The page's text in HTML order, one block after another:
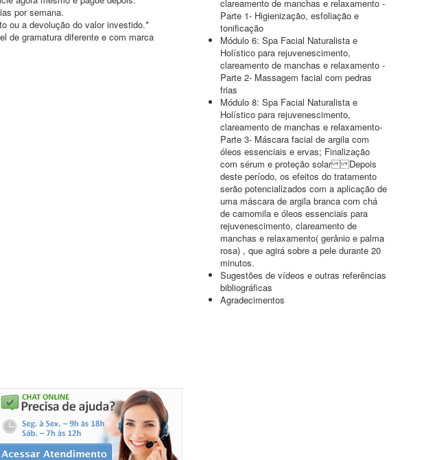
por semana.
ou a devolução do valor investido.*
de gramatura diferente e com marca
clareamento de manchas e relaxamento -
Parte 1- Higienização, esfoliação e
tonificação
Módulo 6: Spa Facial Naturalista e
Holístico para rejuvenescimento,
clareamento de manchas e relaxamento -
Parte 2- Massagem facial com pedras
frias
Módulo 8: Spa Facial Naturalista e
Holístico para rejuvenescimento,
clareamento de manchas e relaxamento-
Parte 3- Máscara facial de argila com
óleos essenciais e ervas; Finalização
com sérum e proteção solar Depois
deste período, os efeitos do tratamento
serão potencializados com a aplicação de
uma máscara de argila branca com chá
de camomila e óleos essenciais para
rejuvenescimento, clareamento de
manchas e relaxamento( gerânio e palma
rosa) , que agirá sobre a pele durante 20
minutos.
Sugestões de vídeos e outras referências
bibliográficas
Agradecimentos